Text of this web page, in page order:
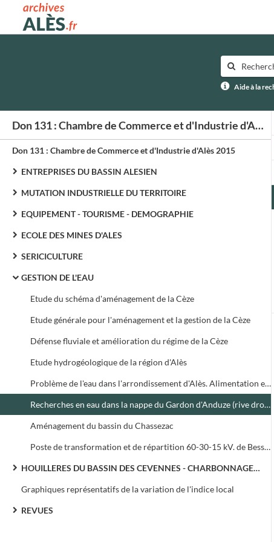
Archives municipales d'Alès
Aide à la
Don 131 : Chambre de Commerce et d'Industrie d'Alès 2015
Don 131 : Chambre de Commerce et d'Industrie d'Alès 2015
ENTREPRISES DU BASSIN ALESIEN
MUTATION INDUSTRIELLE DU TERRITOIRE
EQUIPEMENT - TOURISME - DEMOGRAPHIE
ECOLE DES MINES D'ALES
SERICICULTURE
GESTION DE L'EAU
Etude du schéma d'aménagement de la Cèze
Etude générale pour l'aménagement et la gestion de la Cèze
Défense fluviale et amélioration du régime de la Cèze
Etude hydrogéologique de la région d'Alès
Problème de l'eau dans l'arrondissement d'Alès. Alimentation en eau potable de la ville d'Alès et des communes environnantes
Recherches en eau dans la nappe du Gardon d'Anduze (rive droite)
Aménagement du bassin du Chassezac
Poste de transformation et de répartition 60-30-15 kV. de Bessèges
HOUILLERES DU BASSIN DES CEVENNES - CHARBONNAGES DE FRANCE
Graphiques représentatifs de la variation de l'indice local
REVUES